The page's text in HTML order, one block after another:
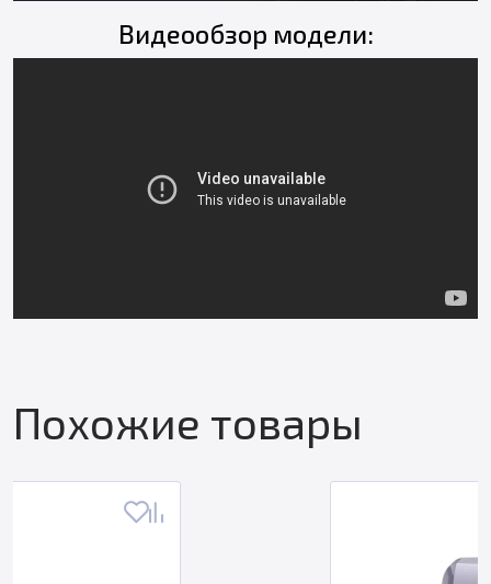
Видеообзор модели:
Похожие товары